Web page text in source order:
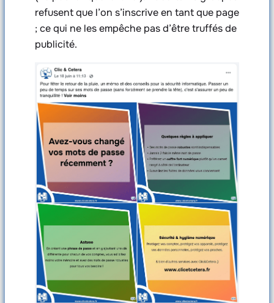
refusent que l’on s’inscrive en tant que page
; ce qui ne les empêche pas d’être truffés de
publicité.